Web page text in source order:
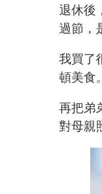
退休後
過節，
我買了
頓美食。
再把弟
對母親